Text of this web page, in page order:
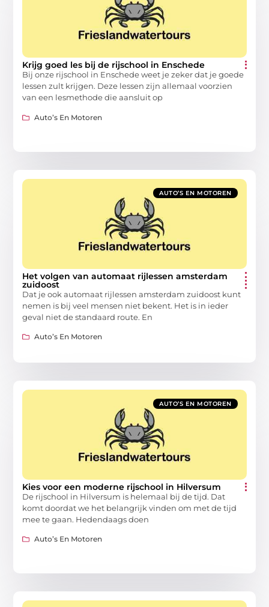
Krijg goed les bij de rijschool in Enschede
Bij onze rijschool in Enschede weet je zeker dat je goede
lessen zult krijgen. Deze lessen zijn allemaal voorzien
van een lesmethode die aansluit op
Auto’s En Motoren
AUTO’S EN MOTOREN
Het volgen van automaat rijlessen amsterdam
zuidoost
Dat je ook automaat rijlessen amsterdam zuidoost kunt
nemen is bij veel mensen niet bekent. Het is in ieder
geval niet de standaard route. En
Auto’s En Motoren
AUTO’S EN MOTOREN
Kies voor een moderne rijschool in Hilversum
De rijschool in Hilversum is helemaal bij de tijd. Dat
komt doordat we het belangrijk vinden om met de tijd
mee te gaan. Hedendaags doen
Auto’s En Motoren